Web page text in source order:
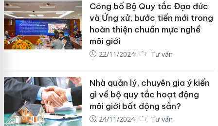
Công bố Bộ Quy tắc Đạo đức
và Ứng xử, bước tiến mới trong
hoàn thiện chuẩn mực nghề
môi giới
22/11/2024 Tư vấn
Nhà quản lý, chuyên gia ý kiến
gì về bộ quy tắc hoạt động
môi giới bất động sản?
24/11/2024 Tư vấn